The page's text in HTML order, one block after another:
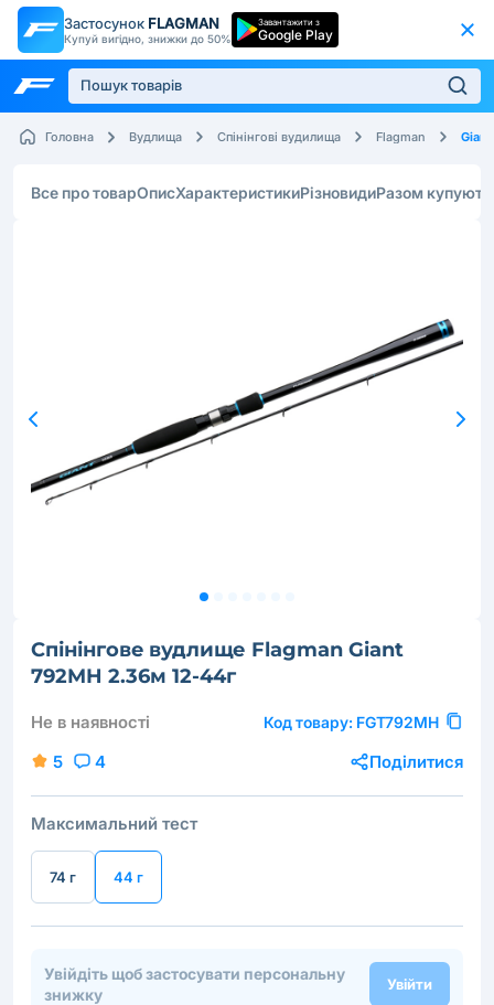
Застосунок FLAGMAN
Купуй вигідно, знижки до 50%
Завантажити з
Google Play
Головна Вудлища Спінінгові вудилища Flagman Giant
Все про товарОписХарактеристикиРізновидиРазом купують
Cпінінговe вудлище Flagman Giant
792MH 2.36м 12-44г
Не в наявності Код товару: FGT792MH
5 4 Поділитися
Максимальний тест
74 г 44 г
Увійдіть щоб застосувати персональну
знижку
Увійти